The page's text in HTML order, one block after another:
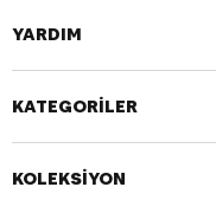
YARDIM
KATEGORİLER
KOLEKSİYON